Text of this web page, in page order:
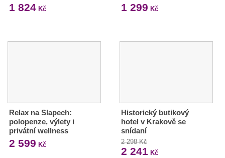
1 824 Kč 1 299 Kč
Relax na Slapech:
polopenze, výlety i
privátní wellness
2 599 Kč
Historický butikový
hotel v Krakově se
snídaní
2 298 Kč
2 241 Kč